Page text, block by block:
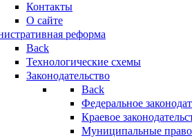
Контакты
О сайте
реформа
Back
Технологические схемы
Законодательство
Back
Федеральное
Краевое
Муниципальные